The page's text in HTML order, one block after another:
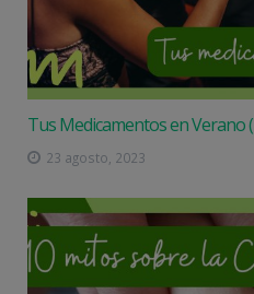
Tus Medicamentos en Verano
23 agosto, 2023